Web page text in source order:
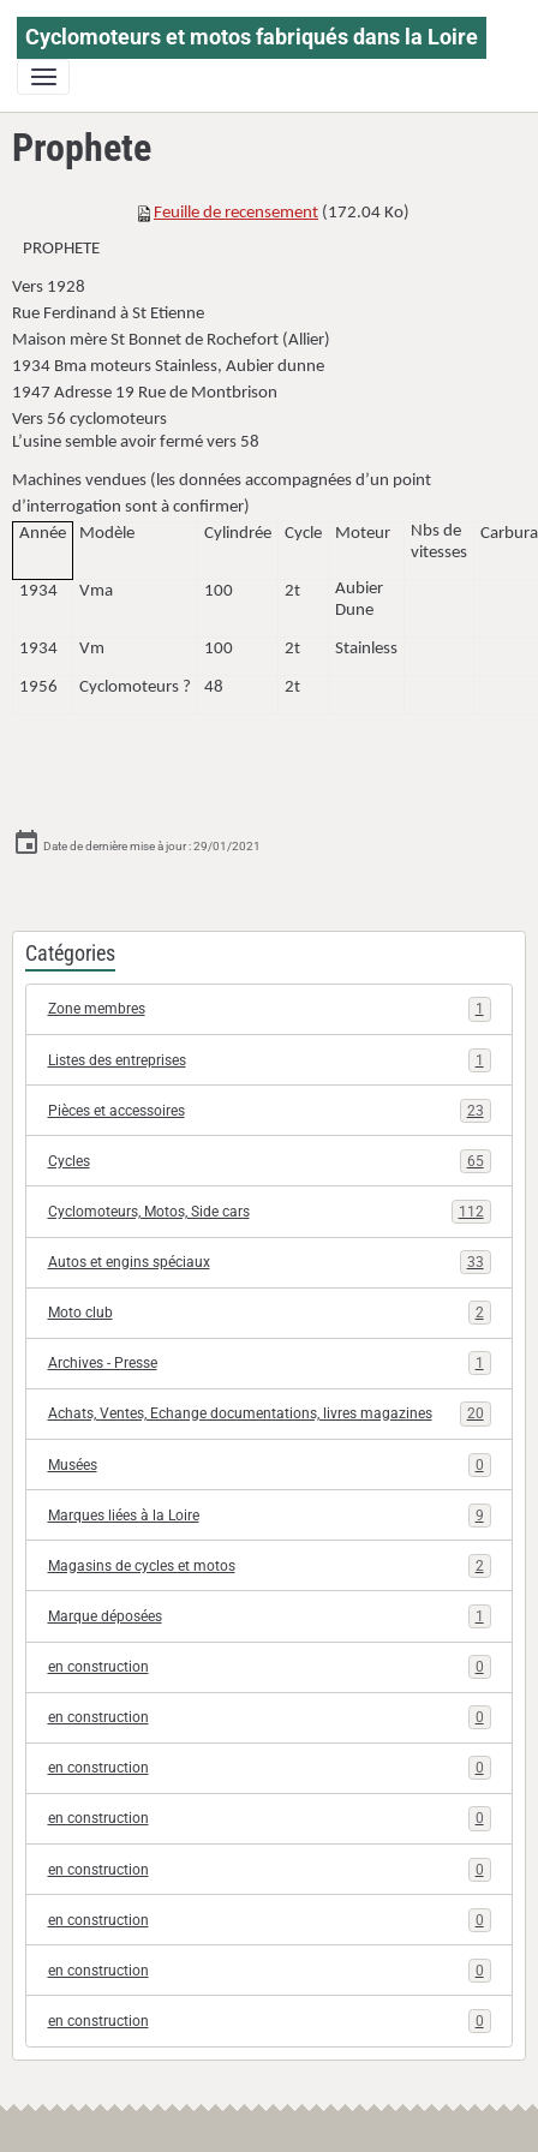
Cyclomoteurs et motos fabriqués dans la Loire
Prophete
Feuille de recensement (172.04 Ko)
PROPHETE
Vers 1928
Rue Ferdinand à St Etienne
Maison mère St Bonnet de Rochefort (Allier)
1934 Bma moteurs Stainless, Aubier dunne
1947 Adresse 19 Rue de Montbrison
Vers 56 cyclomoteurs
L’usine semble avoir fermé vers 58
Machines vendues (les données accompagnées d’un point
d’interrogation sont à confirmer)
Année
Modèle Cylindrée Cycle Moteur
Nbs de
vitesses
1934 Vma 100 2t
Aubier
Dune
1934 Vm 100 2t Stainless
1956 Cyclomoteurs ? 48 2t
Date de dernière mise à jour : 29/01/2021
Catégories
Zone membres 1
Listes des entreprises 1
Pièces et accessoires 23
Cycles 65
Cyclomoteurs, Motos, Side cars 112
Autos et engins spéciaux 33
Moto club 2
Archives - Presse 1
Achats, Ventes, Echange documentations, livres magazines 20
Musées 0
Marques liées à la Loire 9
Magasins de cycles et motos 2
Marque déposées 1
en construction 0
en construction 0
en construction 0
en construction 0
en construction 0
en construction 0
en construction 0
en construction 0